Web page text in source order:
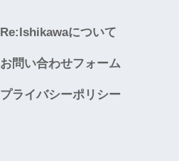
Re:Ishikawaについて
お問い合わせフォーム
プライバシーポリシー